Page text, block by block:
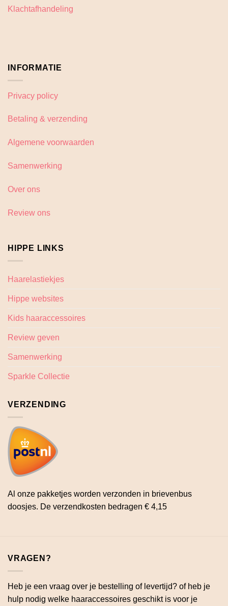
Klachtafhandeling
INFORMATIE
Privacy policy
Betaling & verzending
Algemene voorwaarden
Samenwerking
Over ons
Review ons
HIPPE LINKS
Haarelastiekjes
Hippe websites
Kids haaraccessoires
Review geven
Samenwerking
Sparkle Collectie
VERZENDING
Al onze pakketjes worden verzonden in brievenbus
doosjes. De verzendkosten bedragen € 4,15
VRAGEN?
Heb je een vraag over je bestelling of levertijd? of heb je
hulp nodig welke haaraccessoires geschikt is voor je